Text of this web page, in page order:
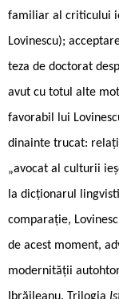
familiar al criticului
Lovinescu);
teza de doctorat
avut cu totul alte
favorabil lui
dinainte trucat:
„avocat al culturii
la dicționarul
comparație,
de acest moment,
modernității
Ibrăileanu. Trilogia